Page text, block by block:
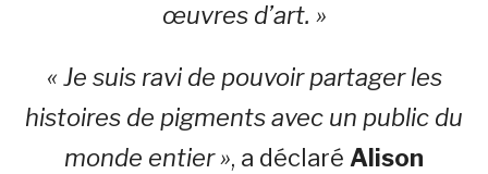
œuvres d’art. »
« Je suis ravi de pouvoir partager les
histoires de pigments avec un public du
monde entier », a déclaré Alison